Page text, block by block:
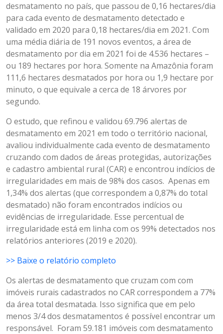
desmatamento no país, que passou de 0,16 hectares/dia
para cada evento de desmatamento detectado e
validado em 2020 para 0,18 hectares/dia em 2021. Com
uma média diária de 191 novos eventos, a área de
desmatamento por dia em 2021 foi de 4.536 hectares –
ou 189 hectares por hora. Somente na Amazônia foram
111,6 hectares desmatados por hora ou 1,9 hectare por
minuto, o que equivale a cerca de 18 árvores por
segundo.
O estudo, que refinou e validou 69.796 alertas de
desmatamento em 2021 em todo o território nacional,
avaliou individualmente cada evento de desmatamento
cruzando com dados de áreas protegidas, autorizações
e cadastro ambiental rural (CAR) e encontrou indícios de
irregularidades em mais de 98% dos casos. Apenas em
1,34% dos alertas (que correspondem a 0,87% do total
desmatado) não foram encontrados indícios ou
evidências de irregularidade. Esse percentual de
irregularidade está em linha com os 99% detectados nos
relatórios anteriores (2019 e 2020).
>> Baixe o relatório completo
Os alertas de desmatamento que cruzam com com
imóveis rurais cadastrados no CAR correspondem a 77%
da área total desmatada. Isso significa que em pelo
menos 3/4 dos desmatamentos é possível encontrar um
responsável. Foram 59.181 imóveis com desmatamento